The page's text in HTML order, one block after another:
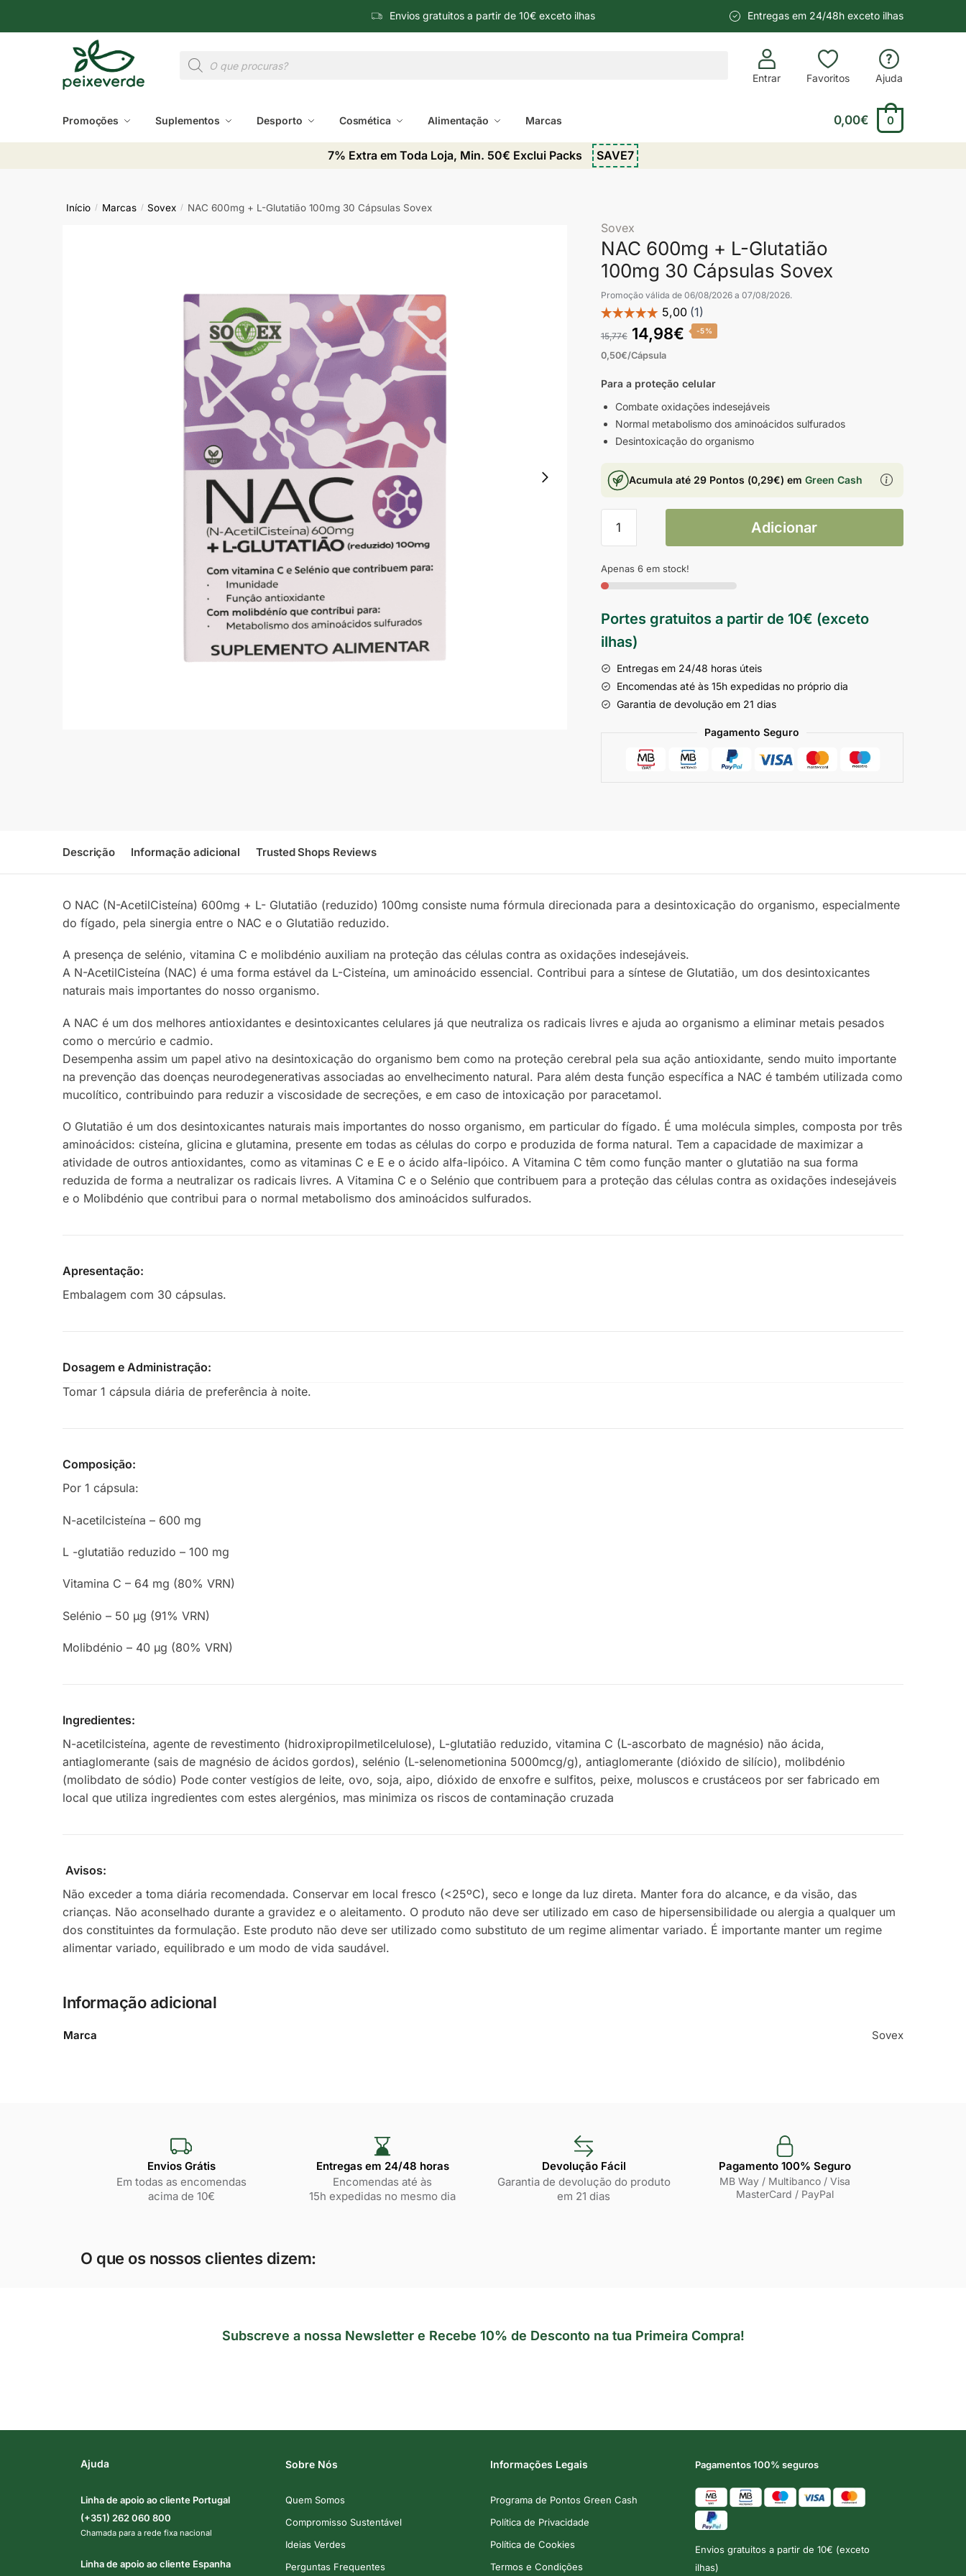
Envios gratuitos a partir de 10€ exceto ilhas Entregas em 24/48h exceto ilhas
Entrar Favoritos Ajuda
Promoções Suplementos Desporto Cosmética Alimentação Marcas 0,00€ 0
7% Extra em Toda Loja, Min. 50€ Exclui Packs SAVE7
Início / Marcas / Sovex / NAC 600mg + L-Glutatião 100mg 30 Cápsulas Sovex
Sovex
NAC 600mg + L-Glutatião
100mg 30 Cápsulas Sovex
Promoção válida de 06/08/2026 a 07/08/2026.
15,77€ 14,98€
0,50€/Cápsula
-5%
Para a proteção celular
Combate oxidações indesejáveis
Normal metabolismo dos aminoácidos sulfurados
Desintoxicação do organismo
Acumula até 29 Pontos (0,29€) em Green Cash
Adicionar
Apenas 6 em stock!
Portes gratuitos a partir de 10€ (exceto
ilhas)
Entregas em 24/48 horas úteis
Encomendas até às 15h expedidas no próprio dia
Garantia de devolução em 21 dias
Pagamento Seguro
Descrição Informação adicional Trusted Shops Reviews
O NAC (N-AcetilCisteína) 600mg + L- Glutatião (reduzido) 100mg consiste numa fórmula direcionada para a desintoxicação do organismo, especialmente
do fígado, pela sinergia entre o NAC e o Glutatião reduzido.
A presença de selénio, vitamina C e molibdénio auxiliam na proteção das células contra as oxidações indesejáveis.
A N-AcetilCisteína (NAC) é uma forma estável da L-Cisteína, um aminoácido essencial. Contribui para a síntese de Glutatião, um dos desintoxicantes
naturais mais importantes do nosso organismo.
A NAC é um dos melhores antioxidantes e desintoxicantes celulares já que neutraliza os radicais livres e ajuda ao organismo a eliminar metais pesados
como o mercúrio e cadmio.
Desempenha assim um papel ativo na desintoxicação do organismo bem como na proteção cerebral pela sua ação antioxidante, sendo muito importante
na prevenção das doenças neurodegenerativas associadas ao envelhecimento natural. Para além desta função específica a NAC é também utilizada como
mucolítico, contribuindo para reduzir a viscosidade de secreções, e em caso de intoxicação por paracetamol.
O Glutatião é um dos desintoxicantes naturais mais importantes do nosso organismo, em particular do fígado. É uma molécula simples, composta por três
aminoácidos: cisteína, glicina e glutamina, presente em todas as células do corpo e produzida de forma natural. Tem a capacidade de maximizar a
atividade de outros antioxidantes, como as vitaminas C e E e o ácido alfa-lipóico. A Vitamina C têm como função manter o glutatião na sua forma
reduzida de forma a neutralizar os radicais livres. A Vitamina C e o Selénio que contribuem para a proteção das células contra as oxidações indesejáveis
e o Molibdénio que contribui para o normal metabolismo dos aminoácidos sulfurados.
Apresentação:
Embalagem com 30 cápsulas.
Dosagem e Administração:
Tomar 1 cápsula diária de preferência à noite.
Composição:
Por 1 cápsula:
N-acetilcisteína – 600 mg
L -glutatião reduzido – 100 mg
Vitamina C – 64 mg (80% VRN)
Selénio – 50 µg (91% VRN)
Molibdénio – 40 µg (80% VRN)
Ingredientes:
N-acetilcisteína, agente de revestimento (hidroxipropilmetilcelulose), L-glutatião reduzido, vitamina C (L-ascorbato de magnésio) não ácida,
antiaglomerante (sais de magnésio de ácidos gordos), selénio (L-selenometionina 5000mcg/g), antiaglomerante (dióxido de silício), molibdénio
(molibdato de sódio) Pode conter vestígios de leite, ovo, soja, aipo, dióxido de enxofre e sulfitos, peixe, moluscos e crustáceos por ser fabricado em
local que utiliza ingredientes com estes alergénios, mas minimiza os riscos de contaminação cruzada
Avisos:
Não exceder a toma diária recomendada. Conservar em local fresco (<25ºC), seco e longe da luz direta. Manter fora do alcance, e da visão, das
crianças. Não aconselhado durante a gravidez e o aleitamento. O produto não deve ser utilizado em caso de hipersensibilidade ou alergia a qualquer um
dos constituintes da formulação. Este produto não deve ser utilizado como substituto de um regime alimentar variado. É importante manter um regime
alimentar variado, equilibrado e um modo de vida saudável.
Informação adicional
Marca Sovex
Envios Grátis
Em todas as encomendas
acima de 10€
Entregas em 24/48 horas​
Encomendas até às
15h expedidas no mesmo dia
Devolução Fácil
Garantia de devolução do produto
em 21 dias
Pagamento 100% Seguro
MB Way / Multibanco / Visa
MasterCard / PayPal
O que os nossos clientes dizem:
Subscreve a nossa Newsletter e Recebe 10% de Desconto na tua Primeira Compra!
Ajuda
Linha de apoio ao cliente Portugal
(+351) 262 060 800
Chamada para a rede fixa nacional
Linha de apoio ao cliente Espanha
Sobre Nós
Quem Somos
Compromisso Sustentável
Ideias Verdes
Perguntas Frequentes
Informações Legais
Programa de Pontos Green Cash
Política de Privacidade
Política de Cookies
Termos e Condições
Pagamentos 100% seguros
Envios gratuitos a partir de 10€ (exceto
ilhas)